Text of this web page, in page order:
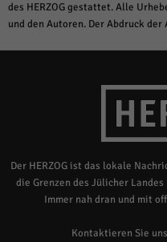
des HERZOG gestattet. Alle
und den Autoren. Der Abdruck
Der HERZOG ist das lokale
die Grenzen des Jülicher Landes
Immer nah dran und mit
Kontaktieren Sie